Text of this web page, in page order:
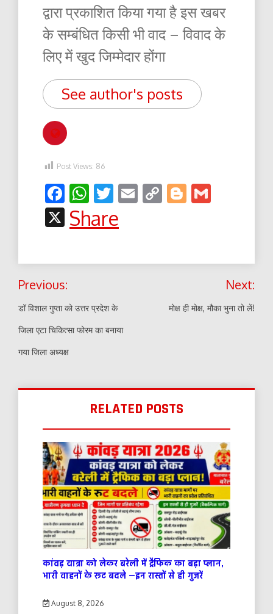
द्वारा प्रकाशित किया गया है इस खबर
के सम्बंधित किसी भी वाद – विवाद के
लिए में खुद जिम्मेदार होंगा
See author's posts
Post Views: 86
Facebook
WhatsApp
Twitter
EmailCopyBlogger
X
Share
Post
navigation
Previous:
डॉ विशाल गुप्ता को उत्तर प्रदेश के
जिला एटा चिकित्सा फोरम का बनाया
गया जिला अध्यक्ष
Next:
मोक्ष ही मोक्ष, मौका भुना तो लें!
RELATED POSTS
कांवड़ यात्रा को लेकर बरेली में ट्रैफिक का बड़ा प्लान,
भारी वाहनों के रूट बदले —इन रास्तों से ही गुजरें
August 8, 2026